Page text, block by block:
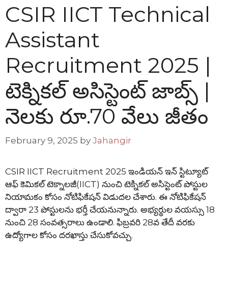
CSIR IICT Technical
Assistant
Recruitment 2025 |
టెక్నికల్ అసిస్టెంట్ జాబ్స్ |
నెలకు రూ.70 వేలు జీతం
February 9, 2025 by Jahangir
CSIR IICT Recruitment 2025 ఇండియన్ ఇన్ స్టిట్యూట్
ఆఫ్ కెమికల్ టెక్నాలజీ(IICT) నుంచి టెక్నికల్ అసిస్టెంట్ పోస్టుల
నియామకం కోసం నోటిఫికేషన్ విడుదల చేశారు. ఈ నోటిఫికేషన్
ద్వారా 23 పోస్టులను భర్తీ చేయనున్నారు. అభ్యర్థుల వయస్సు 18
నుంచి 28 సంవత్సరాలు ఉండాలి. ఫిబ్రవరి 28వ తేదీ వరకు
ఉద్యోగాల కోసం దరఖాస్తు చేసుకోవచ్చు.